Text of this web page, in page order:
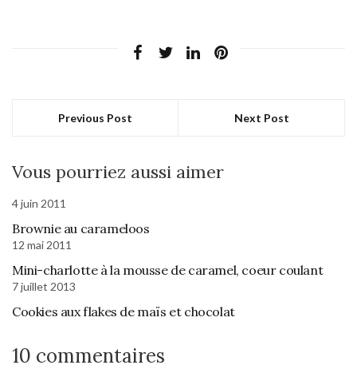
Previous Post Next Post
Vous pourriez aussi aimer
4 juin 2011
Brownie au carameloos
12 mai 2011
Mini-charlotte à la mousse de caramel, coeur coulant
7 juillet 2013
Cookies aux flakes de maïs et chocolat
10 commentaires